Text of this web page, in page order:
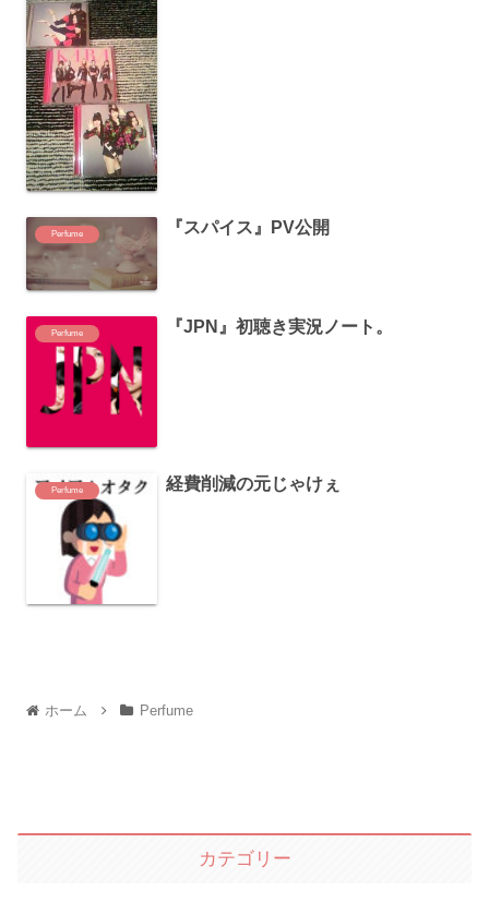
Perfume 『スパイス』PV公開
Perfume 『JPN』初聴き実況ノート。
Perfume 経費削減の元じゃけぇ
ホーム Perfume
カテゴリー